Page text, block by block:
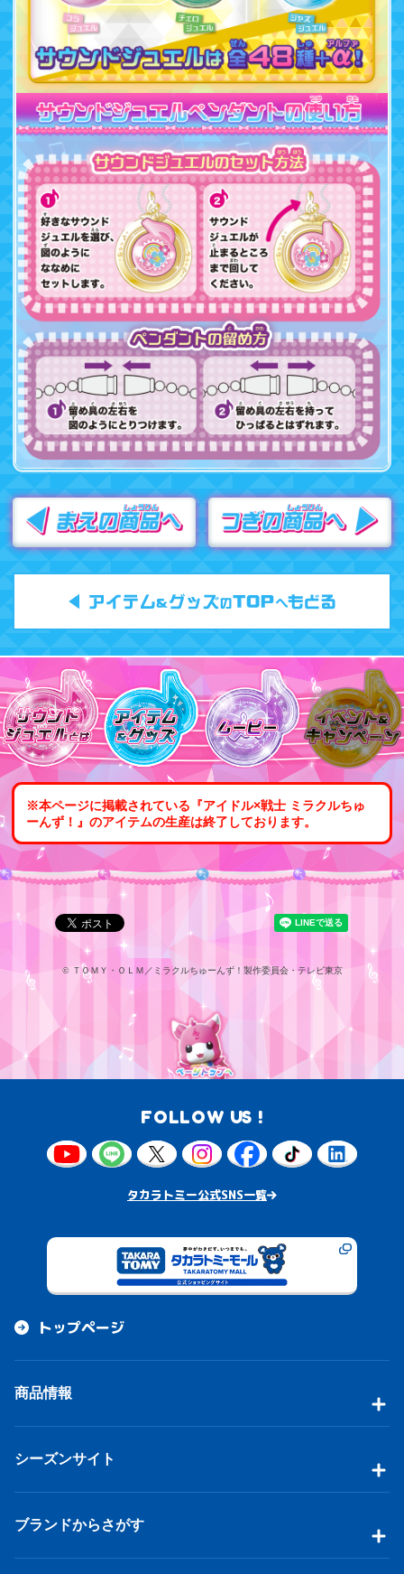
※本ページに掲載されている『アイドル×戦士 ミラクルちゅ
ーんず！』のアイテムの生産は終了しております。
©ＴＯＭＹ・ＯＬＭ／ミラクルちゅーんず！製作委員会・テレビ東京
FOLLOW US !
タカラトミー公式SNS一覧
トップページ
商品情報
シーズンサイト
ブランドからさがす